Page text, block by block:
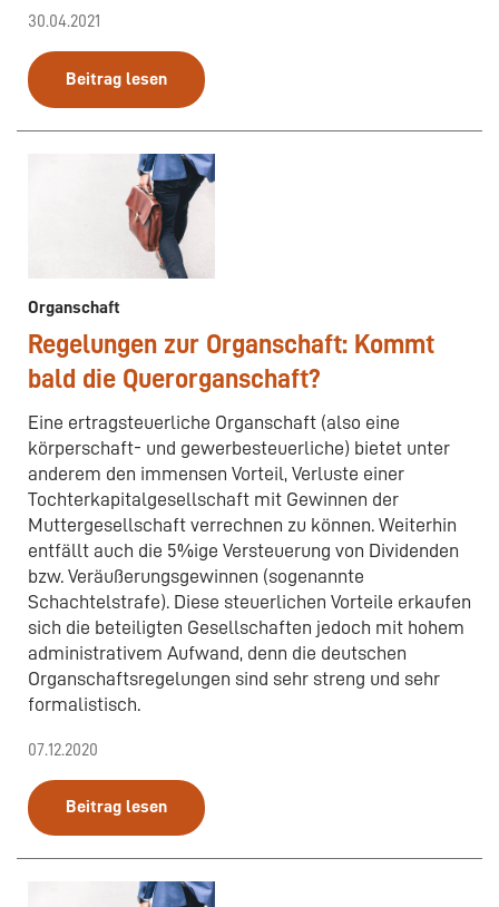
30.04.2021
Beitrag lesen
Organschaft
Regelungen zur Organschaft: Kommt
bald die Querorganschaft?
Eine ertragsteuerliche Organschaft (also eine
körperschaft- und gewerbesteuerliche) bietet unter
anderem den immensen Vorteil, Verluste einer
Tochterkapitalgesellschaft mit Gewinnen der
Muttergesellschaft verrechnen zu können. Weiterhin
entfällt auch die 5%ige Versteuerung von Dividenden
bzw. Veräußerungsgewinnen (sogenannte
Schachtelstrafe). Diese steuerlichen Vorteile erkaufen
sich die beteiligten Gesellschaften jedoch mit hohem
administrativem Aufwand, denn die deutschen
Organschaftsregelungen sind sehr streng und sehr
formalistisch.
07.12.2020
Beitrag lesen